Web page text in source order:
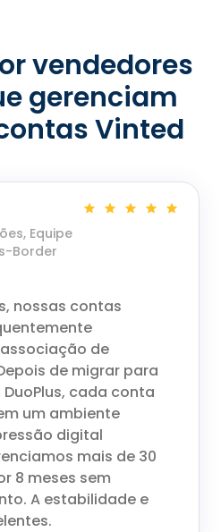
vendedores
gerenciam
Vinted
Equipe
Border
nossas contas
de
de migrar para
cada conta
um ambiente
digital
mais de 30
8 meses sem
A estabilidade e